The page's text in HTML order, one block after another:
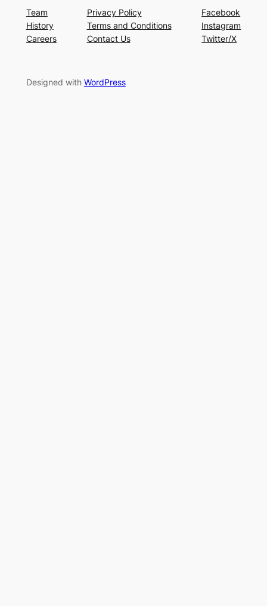
Team
History
Careers
Privacy Policy
Terms and Conditions
Contact Us
Facebook
Instagram
Twitter/X
Designed with WordPress